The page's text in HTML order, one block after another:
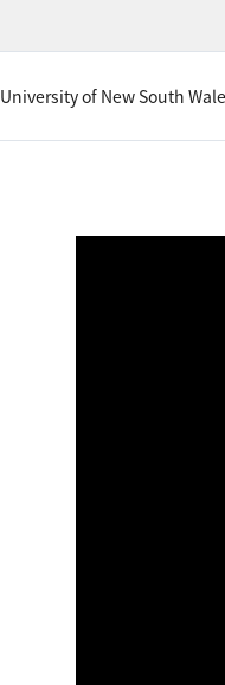
University of New South